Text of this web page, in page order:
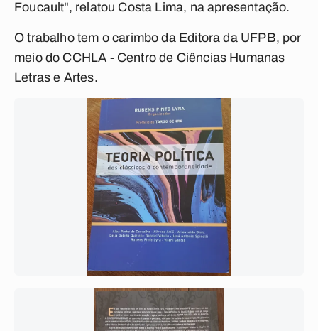
Foucault", relatou Costa Lima, na apresentação.
O trabalho tem o carimbo da Editora da UFPB, por
meio do CCHLA - Centro de Ciências Humanas
Letras e Artes.